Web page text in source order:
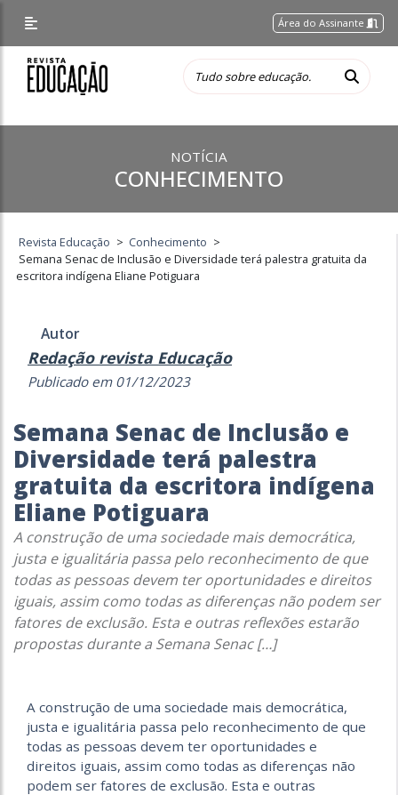
Área do Assinante
NOTÍCIA
CONHECIMENTO
Revista Educação > Conhecimento >
Semana Senac de Inclusão e Diversidade terá palestra gratuita da
escritora indígena Eliane Potiguara
Autor
Redação revista Educação
Publicado em 01/12/2023
Semana Senac de Inclusão e
Diversidade terá palestra
gratuita da escritora indígena
Eliane Potiguara
A construção de uma sociedade mais democrática,
justa e igualitária passa pelo reconhecimento de que
todas as pessoas devem ter oportunidades e direitos
iguais, assim como todas as diferenças não podem ser
fatores de exclusão. Esta e outras reflexões estarão
propostas durante a Semana Senac […]
A construção de uma sociedade mais democrática,
justa e igualitária passa pelo reconhecimento de que
todas as pessoas devem ter oportunidades e
direitos iguais, assim como todas as diferenças não
podem ser fatores de exclusão. Esta e outras